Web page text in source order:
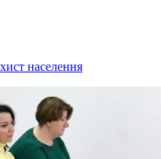
населення